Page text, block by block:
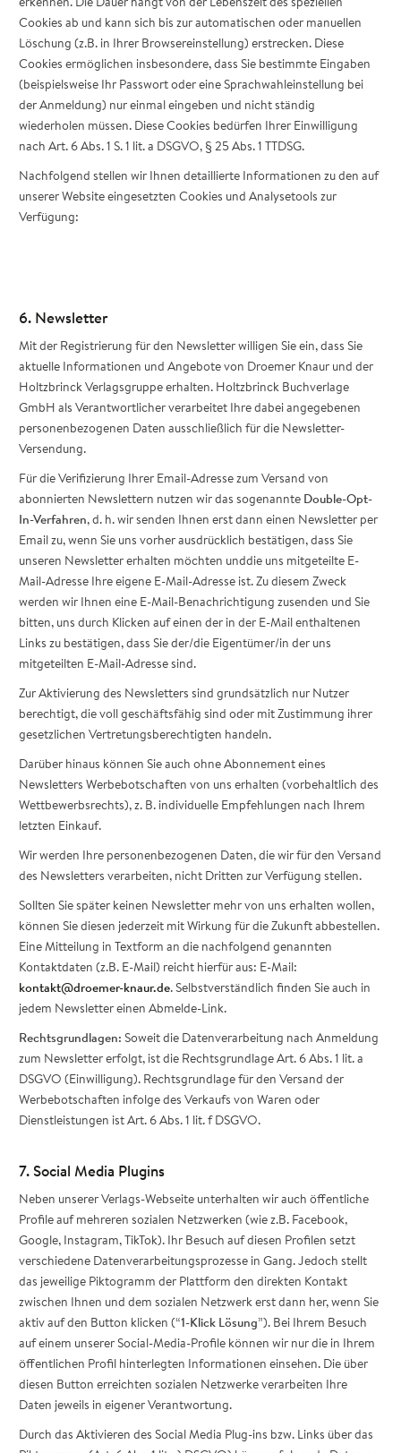
Cookies ab und kann sich bis zur automatischen oder manuellen
Löschung (z.B. in Ihrer Browsereinstellung) erstrecken. Diese
Cookies ermöglichen insbesondere, dass Sie bestimmte Eingaben
(beispielsweise Ihr Passwort oder eine Sprachwahleinstellung bei
der Anmeldung) nur einmal eingeben und nicht ständig
wiederholen müssen. Diese Cookies bedürfen Ihrer Einwilligung
nach Art. 6 Abs. 1 S. 1 lit. a DSGVO, § 25 Abs. 1 TTDSG.
Nachfolgend stellen wir Ihnen detaillierte Informationen zu den auf
unserer Website eingesetzten Cookies und Analysetools zur
Verfügung:
6. Newsletter
Mit der Registrierung für den Newsletter willigen Sie ein, dass Sie
aktuelle Informationen und Angebote von Droemer Knaur und der
Holtzbrinck Verlagsgruppe erhalten. Holtzbrinck Buchverlage
GmbH als Verantwortlicher verarbeitet Ihre dabei angegebenen
personenbezogenen Daten ausschließlich für die Newsletter-
Versendung.
Für die Verifizierung Ihrer Email-Adresse zum Versand von
abonnierten Newslettern nutzen wir das sogenannte Double-Opt-
In-Verfahren, d. h. wir senden Ihnen erst dann einen Newsletter per
Email zu, wenn Sie uns vorher ausdrücklich bestätigen, dass Sie
unseren Newsletter erhalten möchten unddie uns mitgeteilte E-
Mail-Adresse Ihre eigene E-Mail-Adresse ist. Zu diesem Zweck
werden wir Ihnen eine E-Mail-Benachrichtigung zusenden und Sie
bitten, uns durch Klicken auf einen der in der E-Mail enthaltenen
Links zu bestätigen, dass Sie der/die Eigentümer/in der uns
mitgeteilten E-Mail-Adresse sind.
Zur Aktivierung des Newsletters sind grundsätzlich nur Nutzer
berechtigt, die voll geschäftsfähig sind oder mit Zustimmung ihrer
gesetzlichen Vertretungsberechtigten handeln.
Darüber hinaus können Sie auch ohne Abonnement eines
Newsletters Werbebotschaften von uns erhalten (vorbehaltlich des
Wettbewerbsrechts), z. B. individuelle Empfehlungen nach Ihrem
letzten Einkauf.
Wir werden Ihre personenbezogenen Daten, die wir für den Versand
des Newsletters verarbeiten, nicht Dritten zur Verfügung stellen.
Sollten Sie später keinen Newsletter mehr von uns erhalten wollen,
können Sie diesen jederzeit mit Wirkung für die Zukunft abbestellen.
Eine Mitteilung in Textform an die nachfolgend genannten
Kontaktdaten (z.B. E-Mail) reicht hierfür aus: E-Mail:
kontakt@droemer-knaur.de. Selbstverständlich finden Sie auch in
jedem Newsletter einen Abmelde-Link.
Rechtsgrundlagen: Soweit die Datenverarbeitung nach Anmeldung
zum Newsletter erfolgt, ist die Rechtsgrundlage Art. 6 Abs. 1 lit. a
DSGVO (Einwilligung). Rechtsgrundlage für den Versand der
Werbebotschaften infolge des Verkaufs von Waren oder
Dienstleistungen ist Art. 6 Abs. 1 lit. f DSGVO.
7. Social Media Plugins
Neben unserer Verlags-Webseite unterhalten wir auch öffentliche
Profile auf mehreren sozialen Netzwerken (wie z.B. Facebook,
Google, Instagram, TikTok). Ihr Besuch auf diesen Profilen setzt
verschiedene Datenverarbeitungsprozesse in Gang. Jedoch stellt
das jeweilige Piktogramm der Plattform den direkten Kontakt
zwischen Ihnen und dem sozialen Netzwerk erst dann her, wenn Sie
aktiv auf den Button klicken (“1-Klick Lösung”). Bei Ihrem Besuch
auf einem unserer Social-Media-Profile können wir nur die in Ihrem
öffentlichen Profil hinterlegten Informationen einsehen. Die über
diesen Button erreichten sozialen Netzwerke verarbeiten Ihre
Daten jeweils in eigener Verantwortung.
Durch das Aktivieren des Social Media Plug-ins bzw. Links über das